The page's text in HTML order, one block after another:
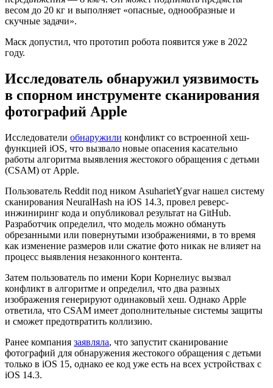
весом до 20 кг и выполняет «опасные, однообразные и
скучные задачи».
Маск допустил, что прототип робота появится уже в 2022
году.
Исследователь обнаружил уязвимость
в спорном инструменте сканирования
фотографий Apple
Исследователи обнаружили конфликт со встроенной хеш-
функцией iOS, что вызвало новые опасения касательно
работы алгоритма выявления жестокого обращения с детьми
(CSAM) от Apple.
Пользователь Reddit под ником AsuharietYgvar нашел систему
сканирования NeuralHash на iOS 14.3, провел реверс-
инжиниринг кода и опубликовал результат на GitHub.
Разработчик определил, что модель можно обмануть
обрезанными или повернутыми изображениями, в то время
как изменение размеров или сжатие фото никак не влияет на
процесс выявления незаконного контента.
Затем пользователь по имени Кори Корнелиус вызвал
конфликт в алгоритме и определил, что два разных
изображения генерируют одинаковый хеш. Однако Apple
ответила, что CSAM имеет дополнительные системы защиты
и сможет предотвратить коллизию.
Ранее компания заявляла, что запустит сканирование
фотографий для обнаружения жестокого обращения с детьми
только в iOS 15, однако ее код уже есть на всех устройствах с
iOS 14.3.